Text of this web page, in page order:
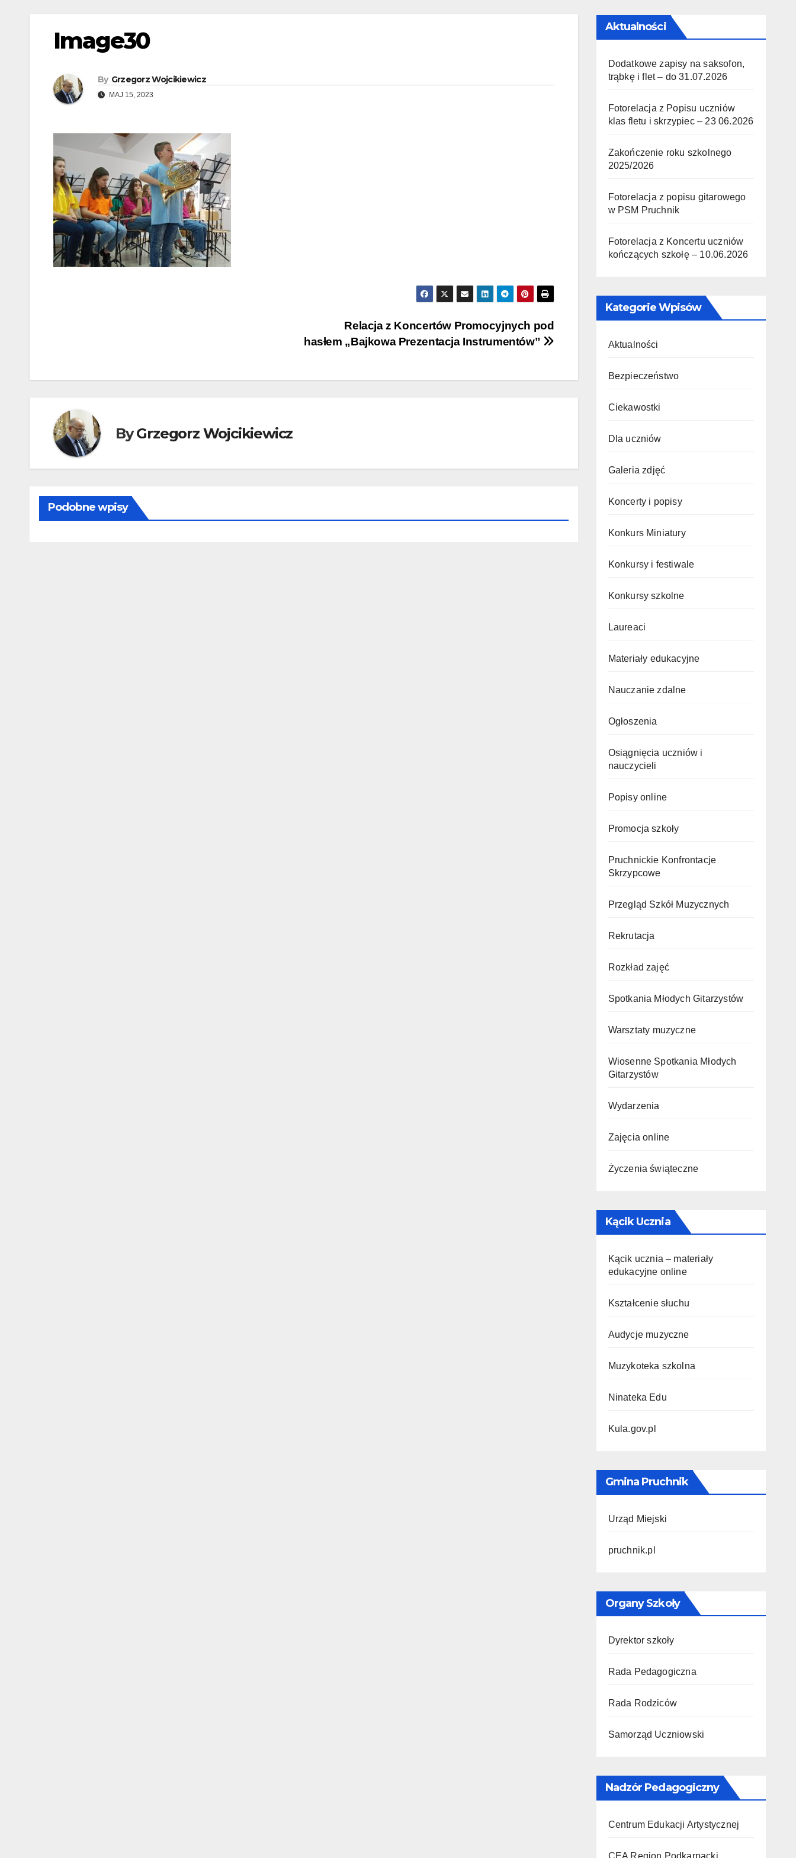
Image30
By Grzegorz Wojcikiewicz
MAJ 15, 2023
Relacja z Koncertów Promocyjnych pod
hasłem „Bajkowa Prezentacja Instrumentów”
ByGrzegorz Wojcikiewicz
Podobne wpisy
Aktualności
Dodatkowe zapisy na saksofon,
trąbkę i flet – do 31.07.2026
Fotorelacja z Popisu uczniów
klas fletu i skrzypiec – 23 06.2026
Zakończenie roku szkolnego
2025/2026
Fotorelacja z popisu gitarowego
w PSM Pruchnik
Fotorelacja z Koncertu uczniów
kończących szkołę – 10.06.2026
Kategorie Wpisów
Aktualności
Bezpieczeństwo
Ciekawostki
Dla uczniów
Galeria zdjęć
Koncerty i popisy
Konkurs Miniatury
Konkursy i festiwale
Konkursy szkolne
Laureaci
Materiały edukacyjne
Nauczanie zdalne
Ogłoszenia
Osiągnięcia uczniów i
nauczycieli
Popisy online
Promocja szkoły
Pruchnickie Konfrontacje
Skrzypcowe
Przegląd Szkół Muzycznych
Rekrutacja
Rozkład zajęć
Spotkania Młodych Gitarzystów
Warsztaty muzyczne
Wiosenne Spotkania Młodych
Gitarzystów
Wydarzenia
Zajęcia online
Życzenia świąteczne
Kącik Ucznia
Kącik ucznia – materiały
edukacyjne online
Kształcenie słuchu
Audycje muzyczne
Muzykoteka szkolna
Ninateka Edu
Kula.gov.pl
Gmina Pruchnik
Urząd Miejski
pruchnik.pl
Organy Szkoły
Dyrektor szkoły
Rada Pedagogiczna
Rada Rodziców
Samorząd Uczniowski
Nadzór Pedagogiczny
Centrum Edukacji Artystycznej
CEA Region Podkarpacki